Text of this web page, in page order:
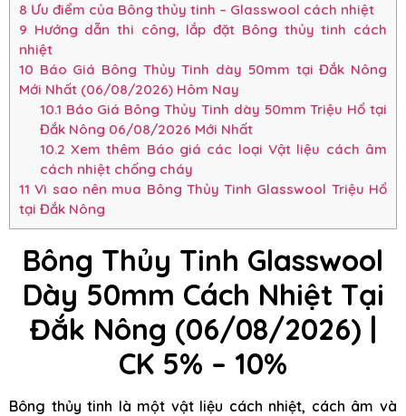
8 Ưu điểm của Bông thủy tinh – Glasswool cách nhiệt
9 Hướng dẫn thi công, lắp đặt Bông thủy tinh cách
nhiệt
10 Báo Giá Bông Thủy Tinh dày 50mm tại Đắk Nông
Mới Nhất (06/08/2026) Hôm Nay
10.1 Báo Giá Bông Thủy Tinh dày 50mm Triệu Hổ tại
Đắk Nông 06/08/2026 Mới Nhất
10.2 Xem thêm Báo giá các loại Vật liệu cách âm
cách nhiệt chống cháy
11 Vì sao nên mua Bông Thủy Tinh Glasswool Triệu Hổ
tại Đắk Nông
Bông Thủy Tinh Glasswool
Dày 50mm Cách Nhiệt Tại
Đắk Nông (06/08/2026) |
CK 5% – 10%
Bông thủy tinh là một vật liệu cách nhiệt, cách âm và